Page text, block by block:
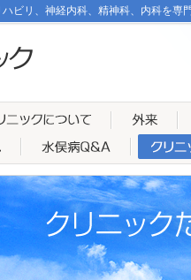
リ、神経内科、精神科、内科を専門